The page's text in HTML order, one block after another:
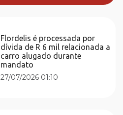
Flordelis é processada por
dívida de R 6 mil relacionada a
carro alugado durante
mandato
27/07/2026 01:10